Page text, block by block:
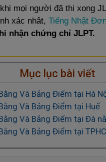
mọi người đã thi xong
xác nhât, Tiếng Nhật
nhận chứng chỉ JLPT.
Mục lục bài viết
Và Bảng Điểm tại Hà
Và Bảng Điểm tại Huế
Và Bảng Điểm tại Đà
Và Bảng Điểm tại